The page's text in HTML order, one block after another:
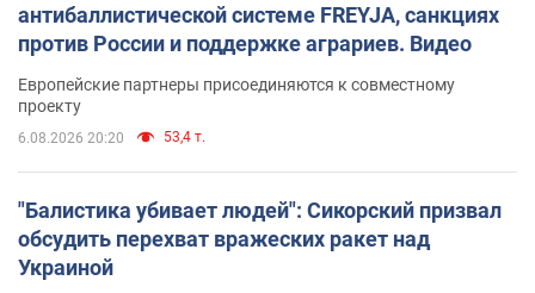
антибаллистической системе FREYJA, санкциях
против России и поддержке аграриев. Видео
Европейские партнеры присоединяются к совместному
проекту
6.08.2026 20:20 53,4 т.
"Балистика убивает людей": Сикорский призвал
обсудить перехват вражеских ракет над
Украиной